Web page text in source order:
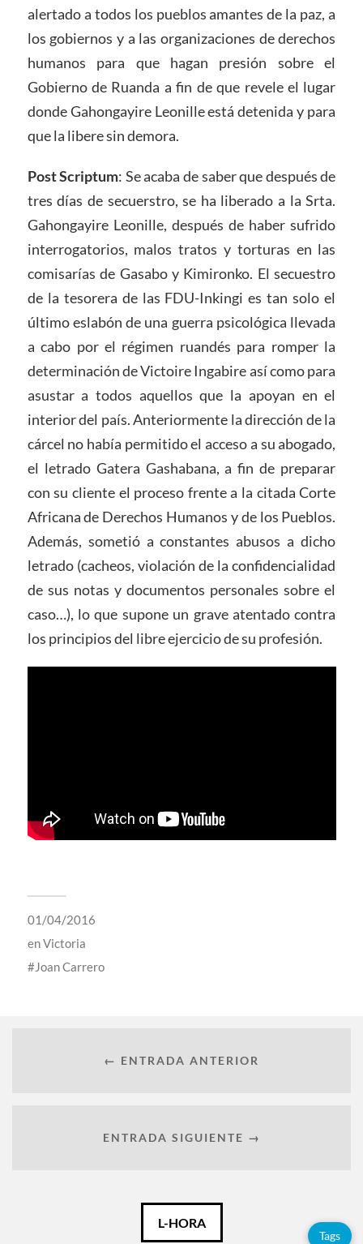
alertado a todos los pueblos amantes de la paz, a
los gobiernos y a las organizaciones de derechos
humanos para que hagan presión sobre el
Gobierno de Ruanda a fin de que revele el lugar
donde Gahongayire Leonille está detenida y para
que la libere sin demora.
Post Scriptum: Se acaba de saber que después de
tres días de secuerstro, se ha liberado a la Srta.
Gahongayire Leonille, después de haber sufrido
interrogatorios, malos tratos y torturas en las
comisarías de Gasabo y Kimironko. El secuestro
de la tesorera de las FDU-Inkingi es tan solo el
último eslabón de una guerra psicológica llevada
a cabo por el régimen ruandés para romper la
determinación de Victoire Ingabire así como para
asustar a todos aquellos que la apoyan en el
interior del país. Anteriormente la dirección de la
cárcel no había permitido el acceso a su abogado,
el letrado Gatera Gashabana, a fin de preparar
con su cliente el proceso frente a la citada Corte
Africana de Derechos Humanos y de los Pueblos.
Además, sometió a constantes abusos a dicho
letrado (cacheos, violación de la confidencialidad
de sus notas y documentos personales sobre el
caso…), lo que supone un grave atentado contra
los principios del libre ejercicio de su profesión.
01/04/2016
enVictoria
Joan Carrero
← ENTRADA ANTERIOR
ENTRADA SIGUIENTE →
L-HORA
Tags